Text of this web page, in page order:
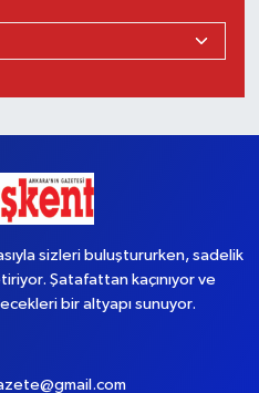
sizleri buluştururken, sadelik
Şatafattan kaçınıyor ve
bir altyapı sunuyor.